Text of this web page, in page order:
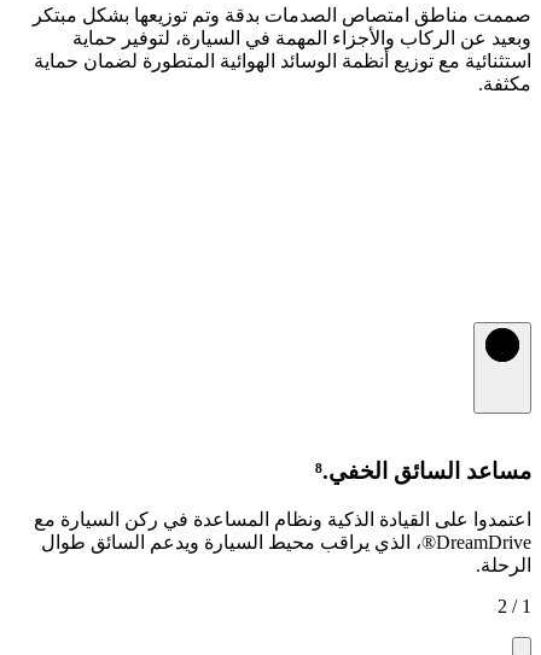
صممت مناطق امتصاص الصدمات بدقة وتم توزيعها بشكل مبتكر
وبعيد عن الركاب والأجزاء المهمة في السيارة، لتوفير حماية
استثنائية مع توزيع أنظمة الوسائد الهوائية المتطورة لضمان حماية
مكثفة.
مساعد السائق الخفي.⁸
اعتمدوا على القيادة الذكية ونظام المساعدة في ركن السيارة مع
DreamDrive®، الذي يراقب محيط السيارة ويدعم السائق طوال
الرحلة.
1 / 2